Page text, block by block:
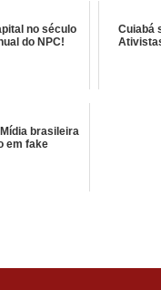
no século
do NPC!
Cuiabá
brasileira
em fake